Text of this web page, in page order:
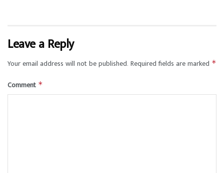
Leave a Reply
Your email address will not be published. Required fields are marked *
Comment *